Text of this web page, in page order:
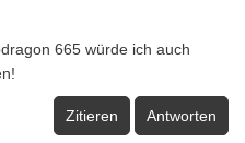
665 würde ich auch
Zitieren Antworten